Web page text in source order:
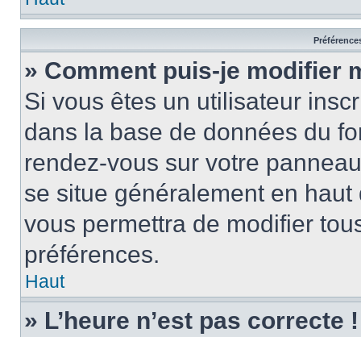
» Comment puis-je modifier
Si vous êtes un utilisateur
dans la base de données du
rendez-vous sur votre
se situe généralement en
vous permettra de modifier
préférences.
Haut
» L’heure n’est pas correcte !